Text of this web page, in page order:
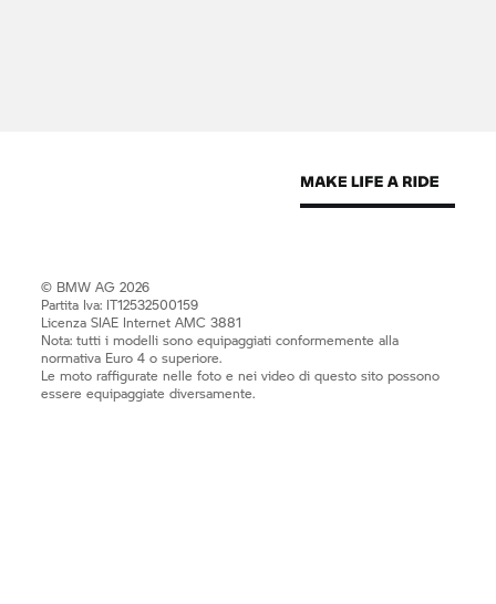
© BMW AG 2026
Partita Iva: IT12532500159
Licenza SIAE Internet AMC 3881
Nota: tutti i modelli sono equipaggiati conformemente alla
normativa Euro 4 o superiore.
Le moto raffigurate nelle foto e nei video di questo sito possono
essere equipaggiate diversamente.